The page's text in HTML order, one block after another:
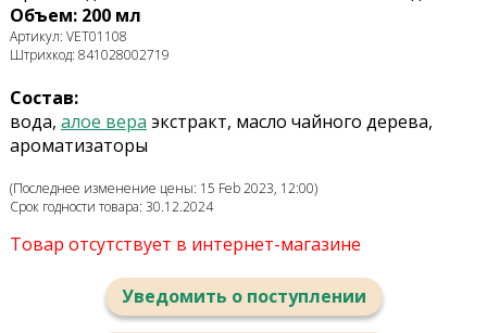
Объем: 200 мл
Артикул: VET01108
Штрихкод: 841028002719
Состав:
вода, алое вера экстракт, масло чайного дерева,
ароматизаторы
(Последнее изменение цены: 15 Feb 2023, 12:00)
Срок годности товара: 30.12.2024
Товар отсутствует в интернет-магазине
Уведомить о поступлении